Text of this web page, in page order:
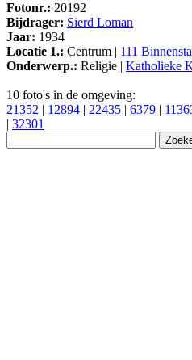
Fotonr.: 20192
Bijdrager: Sierd Loman
Jaar: 1934
Locatie 1.: Centrum | 111
Onderwerp.: Religie | Katholieke
10 foto's in de omgeving:
21352 | 12894 | 22435 | 6379 |
| 32301